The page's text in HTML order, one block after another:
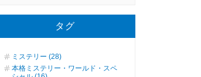
タグ
ミステリー (28)
本格ミステリー・ワールド・スペ